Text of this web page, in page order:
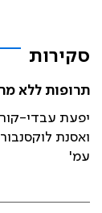
סקירות
תרופות ללא
יפעת עבדי-
ואסנת
עמ'